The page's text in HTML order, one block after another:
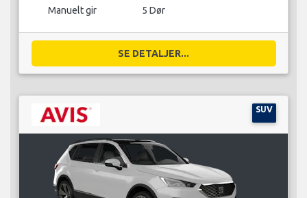
Manuelt gir 5 Dør
SE DETALJER...
SUV